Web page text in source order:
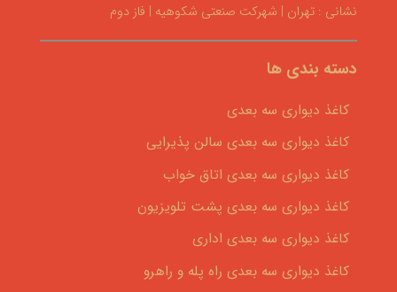
نشانی : تهران | شهرکت صنعتی شکوهیه | فاز دوم
دسته بندی ها
کاغذ دیواری سه بعدی
کاغذ دیواری سه بعدی سالن پذیرایی
کاغذ دیواری سه بعدی اتاق خواب
کاغذ دیواری سه بعدی پشت تلویزیون
کاغذ دیواری سه بعدی اداری
کاغذ دیواری سه بعدی راه پله و راهرو